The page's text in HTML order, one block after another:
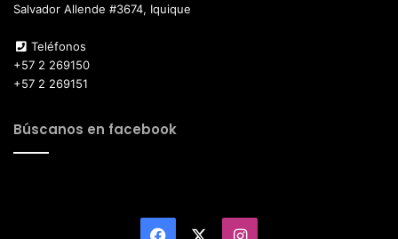
Salvador Allende #3674, Iquique
Teléfonos
+57 2 269150
+57 2 269151
Búscanos en facebook
Facebook Instagram